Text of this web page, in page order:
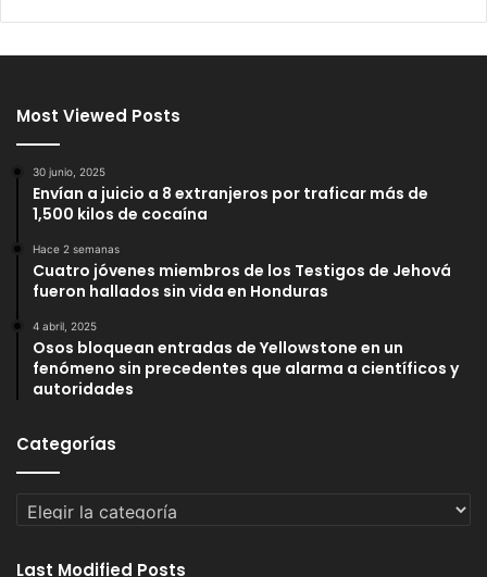
Most Viewed Posts
30 junio, 2025
Envían a juicio a 8 extranjeros por traficar más de
1,500 kilos de cocaína
Hace 2 semanas
Cuatro jóvenes miembros de los Testigos de Jehová
fueron hallados sin vida en Honduras
4 abril, 2025
Osos bloquean entradas de Yellowstone en un
fenómeno sin precedentes que alarma a científicos y
autoridades
Categorías
Categorías
Last Modified Posts